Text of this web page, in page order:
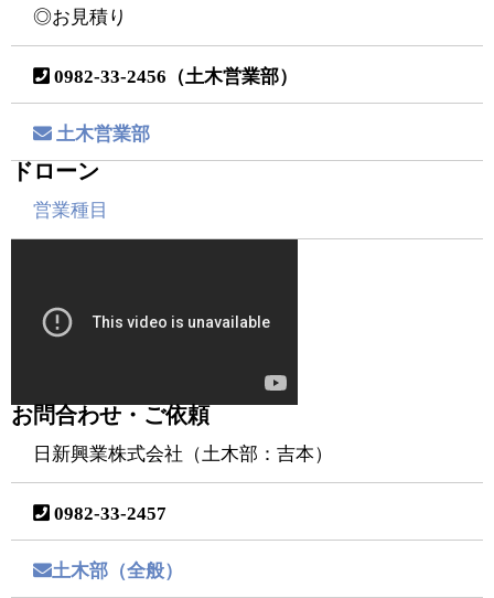
◎お見積り
0982-33-2456（土木営業部）
土木営業部
ドローン
営業種目
お問合わせ・ご依頼
日新興業株式会社（土木部：吉本）
0982-33-2457
土木部（全般）